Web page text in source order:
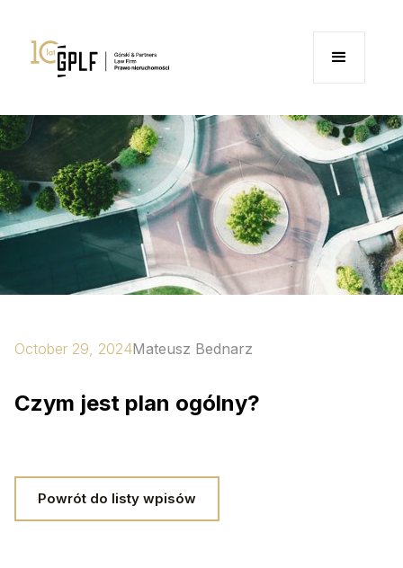
October 29, 2024Mateusz Bednarz
Czym jest plan ogólny?
Powrót do listy wpisów